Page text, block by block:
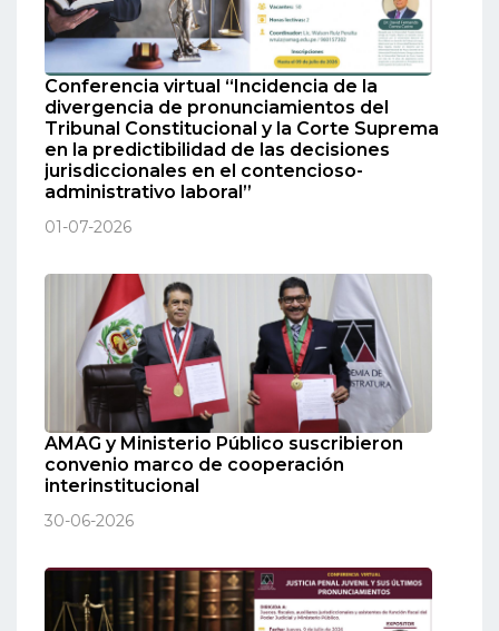
Conferencia virtual “Incidencia de la
divergencia de pronunciamientos del
Tribunal Constitucional y la Corte Suprema
en la predictibilidad de las decisiones
jurisdiccionales en el contencioso-
administrativo laboral”
01-07-2026
AMAG y Ministerio Público suscribieron
convenio marco de cooperación
interinstitucional
30-06-2026